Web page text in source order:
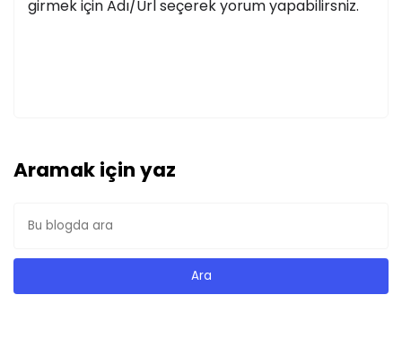
girmek için Adı/Url seçerek yorum yapabilirsniz.
Aramak için yaz